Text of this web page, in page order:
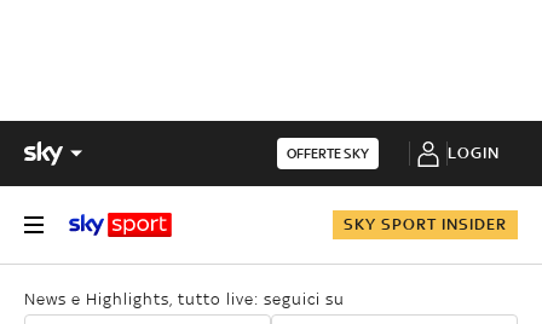
OFFERTE SKY LOGIN
SKY SPORT INSIDER
News e Highlights, tutto live: seguici su